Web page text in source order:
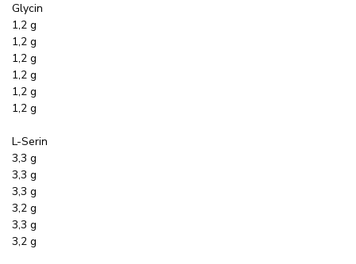
Glycin
1,2 g
1,2 g
1,2 g
1,2 g
1,2 g
1,2 g
L-Serin
3,3 g
3,3 g
3,3 g
3,2 g
3,3 g
3,2 g